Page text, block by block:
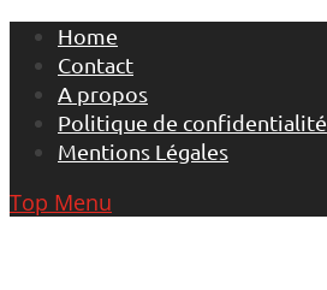
Skip
content
Home
Contact
A propos
Politique de confidentialité
Mentions Légales
Top Menu